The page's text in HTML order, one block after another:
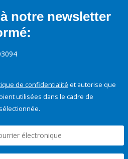
notre newsletter
de confidentialité et autorise que
utilisées dans le cadre de